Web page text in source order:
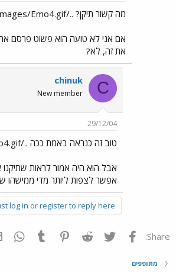
מה קשור תיקן? ../images/Emo4.gif
אם אני לא טועה הוא פשוט פרסם את
את זה, לא?
C
chinuk
New member
29/12/04
טוב זה כנראה באמת ככה ../images/Emo4.gif
אבל הוא היה אמור לראות שתיקנו
אפשר לצפות ליותר מדי ממישהו
log in or register to reply here.
Share: פייסבוק Twitter
Reddit
Pinterest
Tumblr
מתופפים